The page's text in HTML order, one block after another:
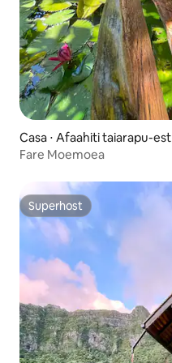
Casa ⋅ Afaahiti taiarapu-est
Fare Moemoea
Superhost
Superhost